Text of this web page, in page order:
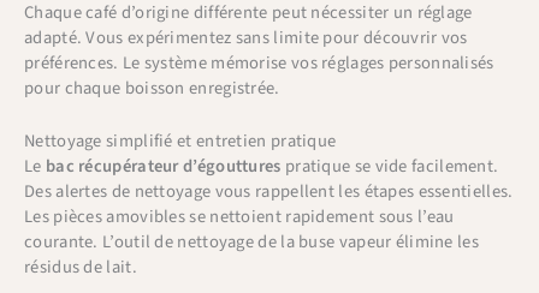
Chaque café d’origine différente peut nécessiter un réglage
adapté. Vous expérimentez sans limite pour découvrir vos
préférences. Le système mémorise vos réglages personnalisés
pour chaque boisson enregistrée.
Nettoyage simplifié et entretien pratique
Le bac récupérateur d’égouttures pratique se vide facilement.
Des alertes de nettoyage vous rappellent les étapes essentielles.
Les pièces amovibles se nettoient rapidement sous l’eau
courante. L’outil de nettoyage de la buse vapeur élimine les
résidus de lait.